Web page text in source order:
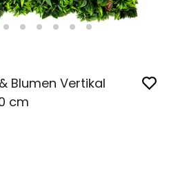
Blumen Vertikal
cm